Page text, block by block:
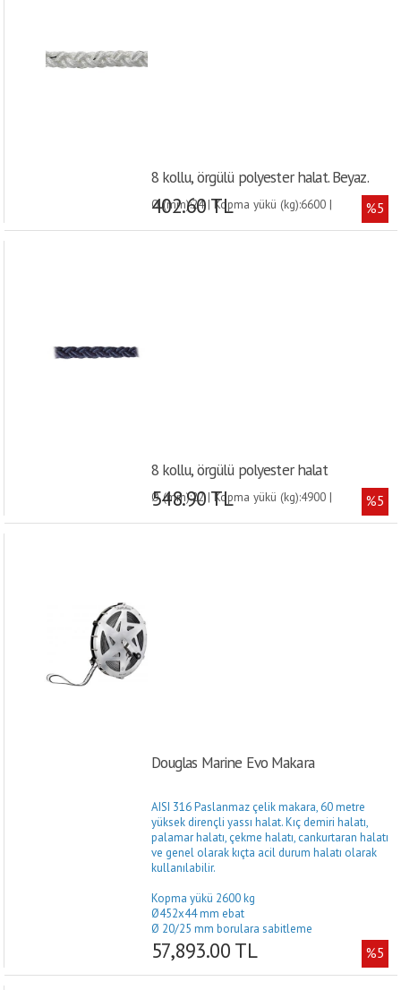
8 kollu, örgülü polyester halat. Beyaz.
Ø (mm):24 | Kopma yükü (kg):6600 |
402.60 TL %5
8 kollu, örgülü polyester halat
Ø (mm):22 | Kopma yükü (kg):4900 |
548.90 TL %5
Douglas Marine Evo Makara
AISI 316 Paslanmaz çelik makara, 60 metre
yüksek dirençli yassı halat. Kıç demiri halatı,
palamar halatı, çekme halatı, cankurtaran halatı
ve genel olarak kıçta acil durum halatı olarak
kullanılabilir.
Kopma yükü 2600 kg
Ø452x44 mm ebat
Ø 20/25 mm borulara sabitleme
57,893.00 TL %5